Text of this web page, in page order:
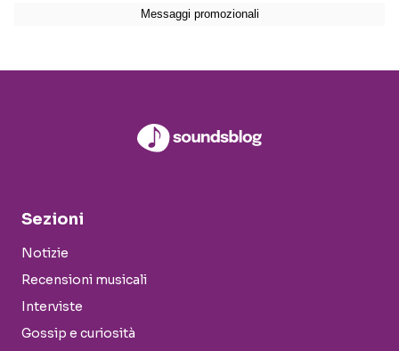
Sezioni
Notizie
Recensioni musicali
Interviste
Gossip e curiosità